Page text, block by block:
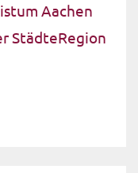
Aachen
StädteRegion